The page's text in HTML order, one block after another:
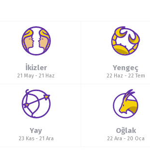
İkizler
21 May - 21 Haz
Yengeç
22 Haz - 22 Tem
Yay
23 Kas- 21 Ara
Oğlak
22 Ara- 20 Oca